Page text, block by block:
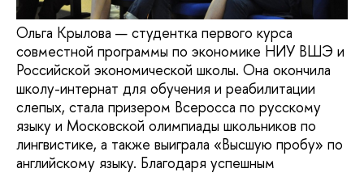
Ольга Крылова — студентка первого курса
совместной программы по экономике НИУ ВШЭ и
Российской экономической школы. Она окончила
школу-интернат для обучения и реабилитации
слепых, стала призером Всеросса по русскому
языку и Московской олимпиады школьников по
лингвистике, а также выиграла «Высшую пробу» по
английскому языку. Благодаря успешным